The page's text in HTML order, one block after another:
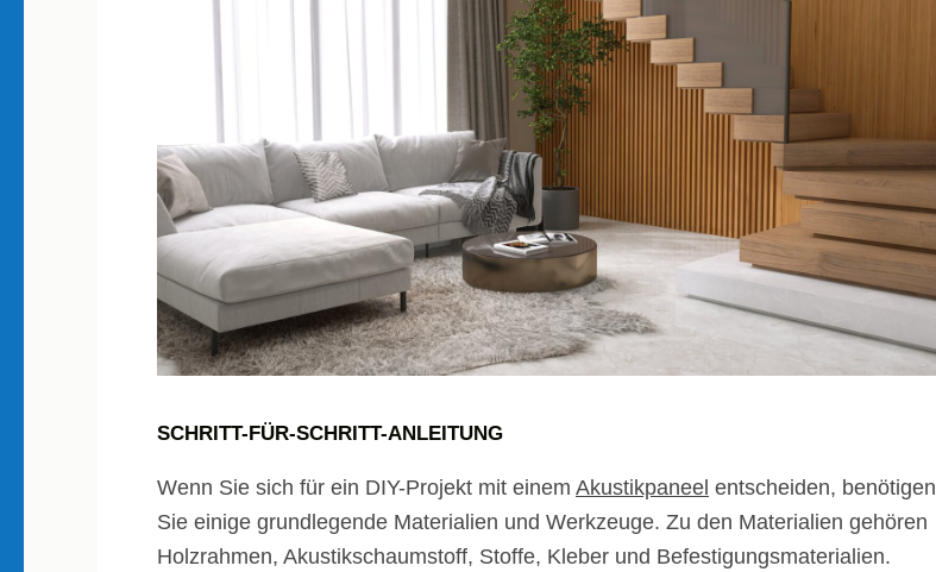
SCHRITT-FÜR-SCHRITT-ANLEITUNG
Wenn Sie sich für ein DIY-Projekt mit einem Akustikpaneel entscheiden, benötigen
Sie einige grundlegende Materialien und Werkzeuge. Zu den Materialien gehören
Holzrahmen, Akustikschaumstoff, Stoffe, Kleber und Befestigungsmaterialien.